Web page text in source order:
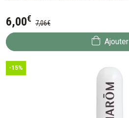
6,00€ 7,06€
Ajouter
-15%